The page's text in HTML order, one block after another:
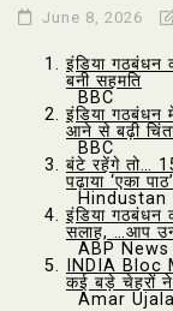
June 8, 2026
इंडिया गठबंधन
बनी सहमति
BBC
इंडिया
आने से बढ़ी
BBC
बंटे रहेंगे तो…
पढ़ाया ‘एका
Hindustan
इंडिया गठबंधन
सलाह, …आप
ABP News
INDIA Bloc
कई बड़े चेहरों ने
Amar Ujala